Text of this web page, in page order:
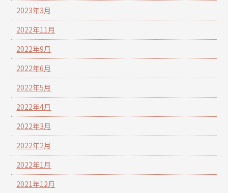
2023年3月
2022年11月
2022年9月
2022年6月
2022年5月
2022年4月
2022年3月
2022年2月
2022年1月
2021年12月